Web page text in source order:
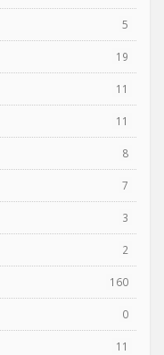
5
19
11
11
8
7
3
2
160
0
11